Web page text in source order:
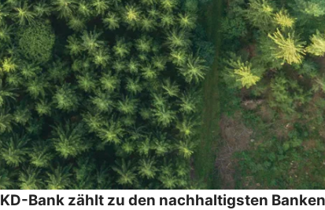
KD-Bank zählt zu den nachhaltigsten Banken